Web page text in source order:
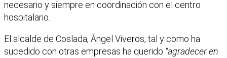
necesario y siempre en coordinación con el centro
hospitalario.
El alcalde de Coslada, Ángel Viveros, tal y como ha
sucedido con otras empresas ha querido “agradecer en